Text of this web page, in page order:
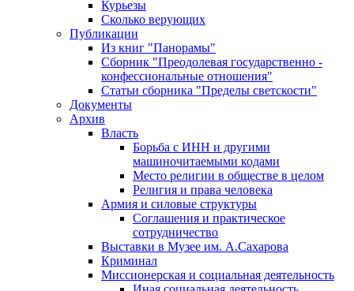
Курьезы
Сколько верующих
Публикации
Из книг "Панорамы"
Сборник "Преодолевая государственно -
конфессиональные отношения"
Статьи сборника "Пределы светскости"
Документы
Архив
Власть
Борьба с ИНН и другими
машиночитаемыми кодами
Место религии в обществе в целом
Религия и права человека
Армия и силовые структуры
Соглашения и практическое
сотрудничество
Выставки в Музее им. А.Сахарова
Криминал
Миссионерская и социальная деятельность